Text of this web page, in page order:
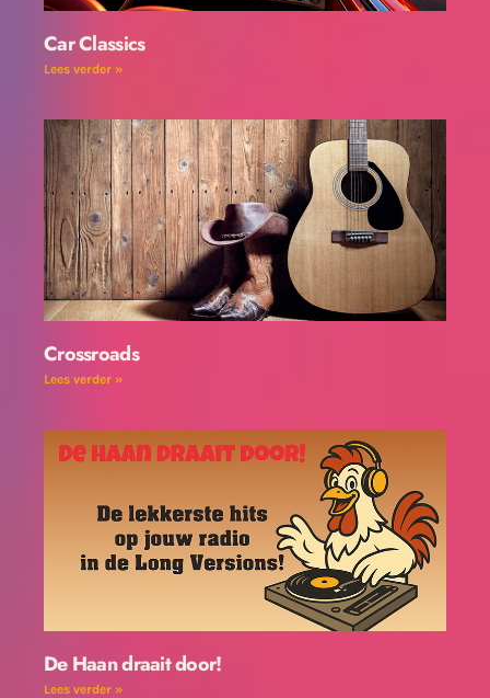
Car Classics
Lees verder »
Crossroads
Lees verder »
De Haan draait door!
Lees verder »